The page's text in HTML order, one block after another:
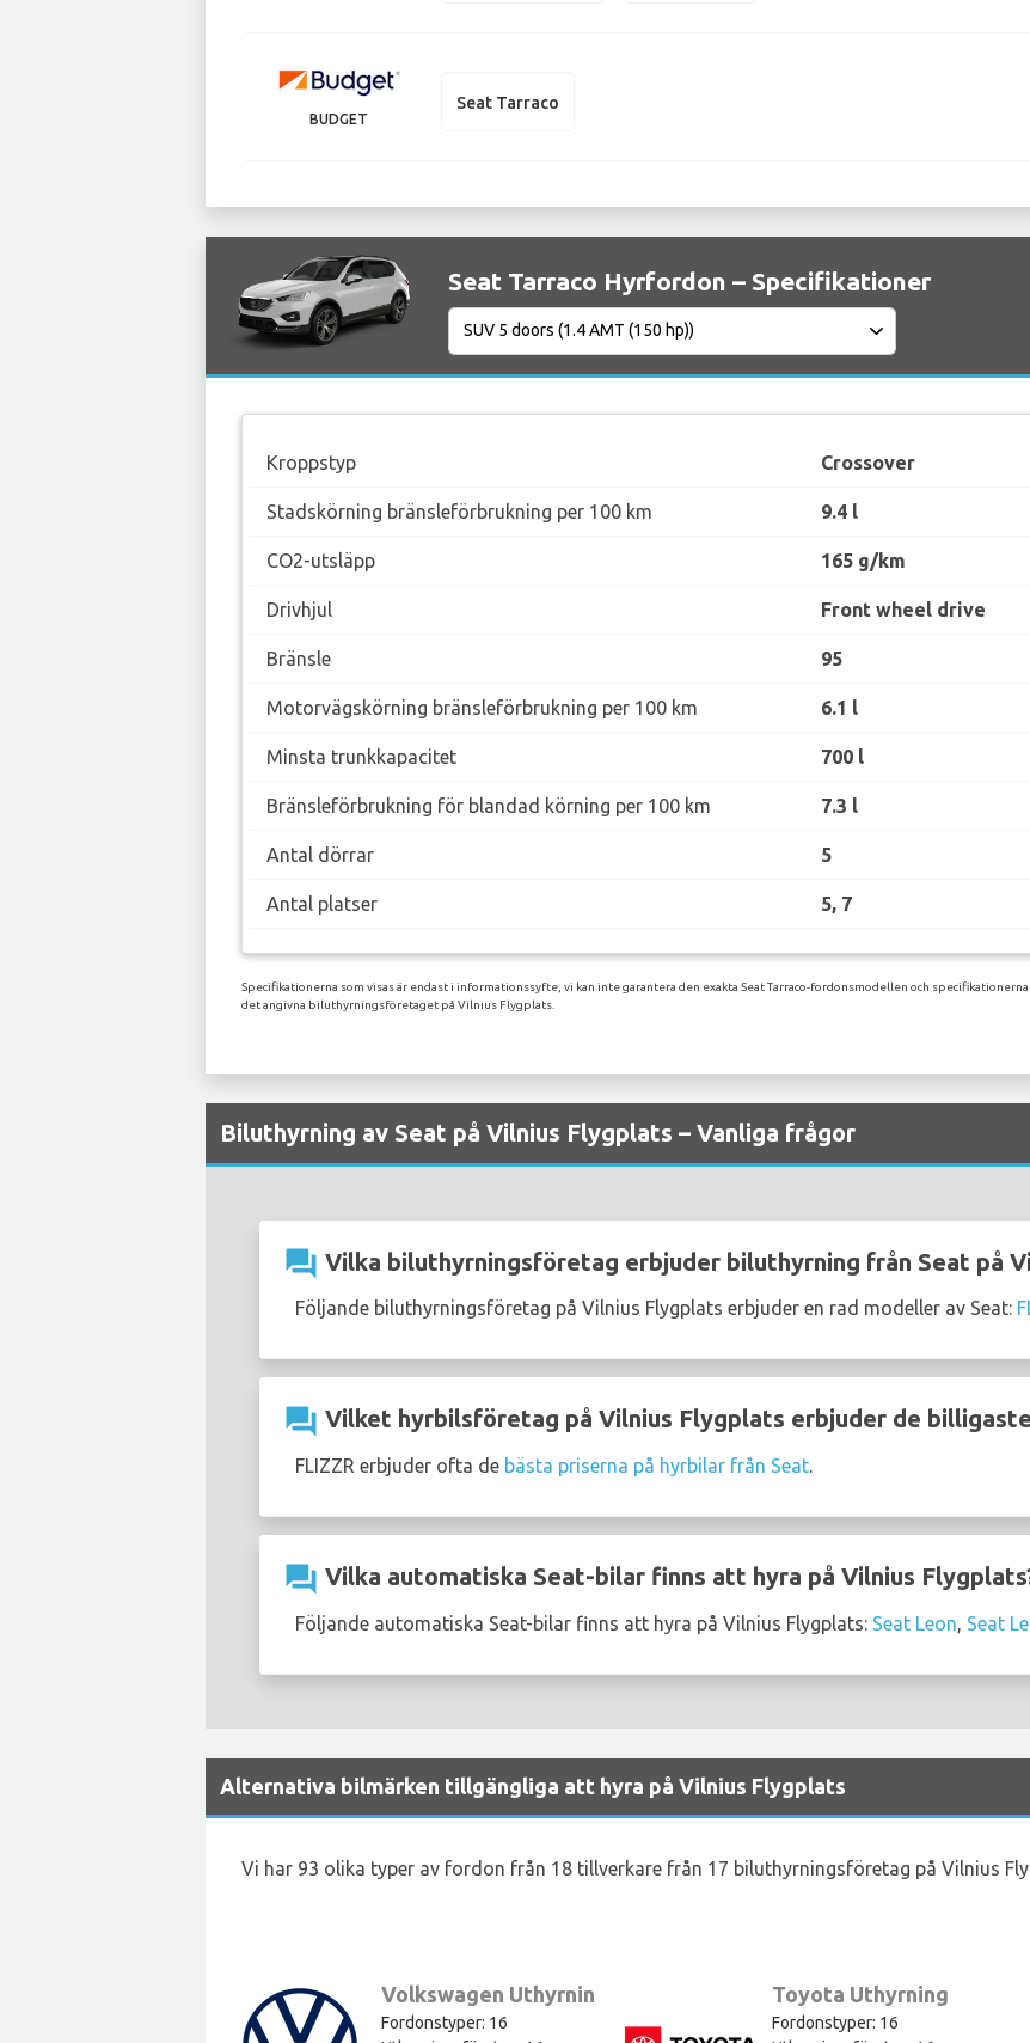
BUDGET
Seat Tarraco
Seat Tarraco Hyrfordon – Specifikationer
Kroppstyp Crossover
Stadskörning bränsleförbrukning per 100 km 9.4 l
CO2-utsläpp 165 g/km
Drivhjul Front wheel drive
Bränsle 95
Motorvägskörning bränsleförbrukning per 100 km 6.1 l
Minsta trunkkapacitet 700 l
Bränsleförbrukning för blandad körning per 100 km 7.3 l
Antal dörrar 5
Antal platser 5, 7
Specifikationerna som visas är endast i informationssyfte, vi kan inte garantera den exakta Seat Tarraco-fordonsmodellen och
det angivna biluthyrningsföretaget på Vilnius Flygplats.
Biluthyrning av Seat på Vilnius Flygplats – Vanliga frågor
question_answer Vilka biluthyrningsföretag erbjuder biluthyrning från Seat på
Följande biluthyrningsföretag på Vilnius Flygplats erbjuder en rad modeller av Seat:
question_answer Vilket hyrbilsföretag på Vilnius Flygplats erbjuder de
FLIZZR erbjuder ofta de bästa priserna på hyrbilar från Seat.
question_answer Vilka automatiska Seat-bilar finns att hyra på Vilnius
Följande automatiska Seat-bilar finns att hyra på Vilnius Flygplats: Seat Leon, Seat
Alternativa bilmärken tillgängliga att hyra på Vilnius Flygplats
Vi har 93 olika typer av fordon från 18 tillverkare från 17 biluthyrningsföretag på Vilnius
Volkswagen Uthyrning
Fordonstyper: 16
Toyota Uthyrning
Fordonstyper: 16